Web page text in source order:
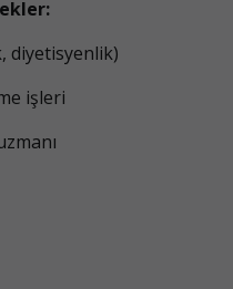
diyetisyenlik)
işleri